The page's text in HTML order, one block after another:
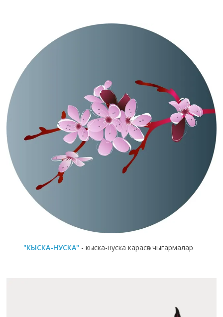
"КЫСКА-НУСКА" - кыска-нуска карасөз чыгармалар